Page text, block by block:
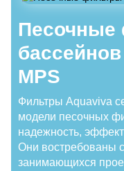
Песочные
MPS
Фильтры Aquaviva
модели песочных
надежность,
Они востребованы
занимающихся